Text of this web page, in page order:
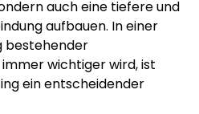
auch eine tiefere und
aufbauen. In einer
bestehender
wichtiger wird, ist
ein entscheidender